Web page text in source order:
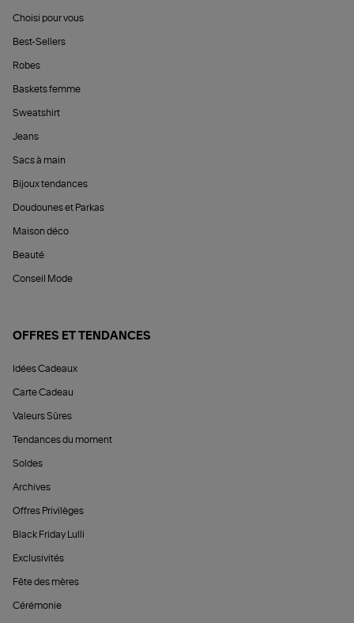
Choisi pour vous
Best-Sellers
Robes
Baskets femme
Sweatshirt
Jeans
Sacs à main
Bijoux tendances
Doudounes et Parkas
Maison déco
Beauté
Conseil Mode
OFFRES ET TENDANCES
Idées Cadeaux
Carte Cadeau
Valeurs Sûres
Tendances du moment
Soldes
Archives
Offres Privilèges
Black Friday Lulli
Exclusivités
Fête des mères
Cérémonie